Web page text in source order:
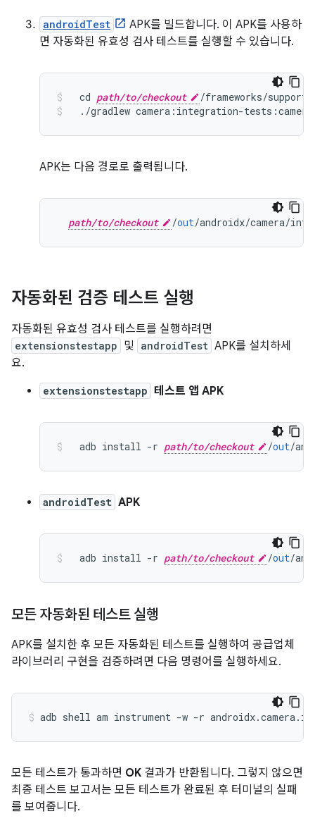
androidTest
APK를 빌드합니다. 이 APK를 사용하
면 자동화된 유효성 검사 테스트를 실행할 수 있습니다.
cd path/to/checkout /frameworks/support
./gradlew camera : integration-tests :camera
APK는 다음 경로로 출력됩니다.
path/to/checkout /out/androidx/camera/
자동화된 검증 테스트 실행
자동화된 유효성 검사 테스트를 실행하려면
extensionstestapp 및 androidTest APK를 설치하세
요.
extensionstestapp 테스트 앱 APK
adb install -r path/to/checkout /out/
androidTest APK
adb install -r path/to/checkout /out/
모든 자동화된 테스트 실행
APK를 설치한 후 모든 자동화된 테스트를 실행하여 공급업체
라이브러리 구현을 검증하려면 다음 명령어를 실행하세요.
adb shell am instrument -w -r androidx.camera.
모든 테스트가 통과하면 OK 결과가 반환됩니다. 그렇지 않으면
최종 테스트 보고서는 모든 테스트가 완료된 후 터미널의 실패
를 보여줍니다.